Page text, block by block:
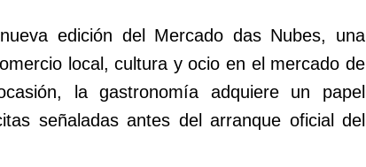
edición del Mercado das Nubes, una
local, cultura y ocio en el mercado de
la gastronomía adquiere un papel
señaladas antes del arranque oficial del